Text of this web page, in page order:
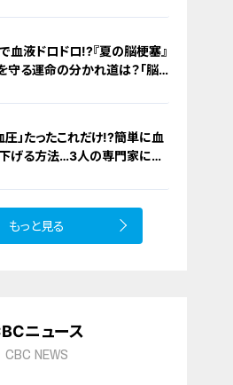
血液ドロドロ!?『夏の脳梗塞』
守る運命の分かれ道は？「脳
圧」たったこれだけ!?簡単に血
げる方法…3人の専門家に学
もっと見る
ニュース
CBC NEWS